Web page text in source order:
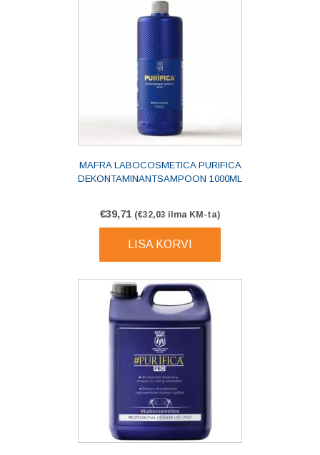
MAFRA LABOCOSMETICA PURIFICA
DEKONTAMINANTSAMPOON 1000ML
€39,71 (€32,03 ilma KM-ta)
LISA KORVI